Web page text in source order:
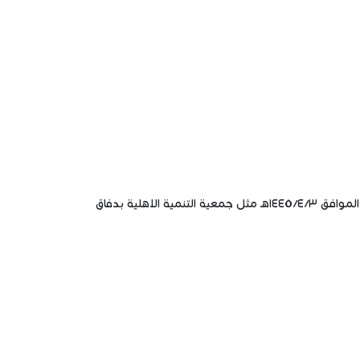
اقام مجلس الجمعيات الأهلية بمنطقة مكة المكرمة لقاء تعريفي بدليل العضويات وشرح آلية التسجيل بالمنصة وذلك يوم الاربعاء الموافق ١٤٤٥/٤/٣هـ مثل جمعية التنمية الاهلية بدفاق